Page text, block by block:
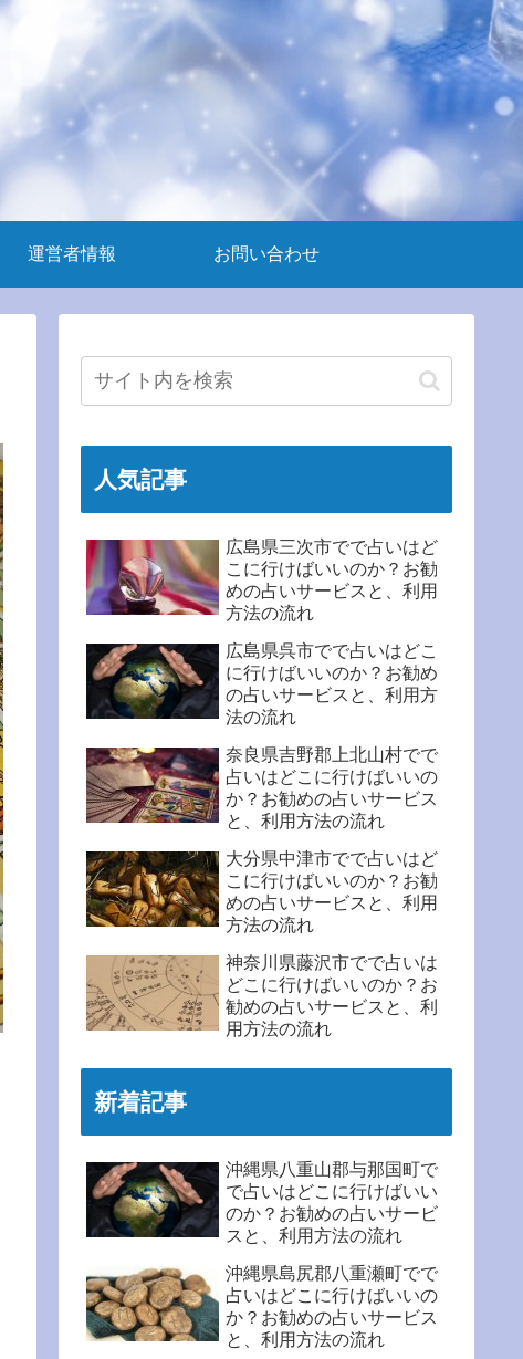
運営者情報 お問い合わせ
人気記事
広島県三次市でで占いはど
こに行けばいいのか？お勧
めの占いサービスと、利用
方法の流れ
広島県呉市でで占いはどこ
に行けばいいのか？お勧め
の占いサービスと、利用方
法の流れ
奈良県吉野郡上北山村でで
占いはどこに行けばいいの
か？お勧めの占いサービス
と、利用方法の流れ
大分県中津市でで占いはど
こに行けばいいのか？お勧
めの占いサービスと、利用
方法の流れ
神奈川県藤沢市でで占いは
どこに行けばいいのか？お
勧めの占いサービスと、利
用方法の流れ
新着記事
沖縄県八重山郡与那国町で
で占いはどこに行けばいい
のか？お勧めの占いサービ
スと、利用方法の流れ
沖縄県島尻郡八重瀬町でで
占いはどこに行けばいいの
か？お勧めの占いサービス
と、利用方法の流れ